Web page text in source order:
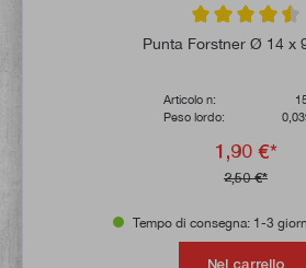
Valutazione
Punta Forstner Ø 14 x
Articolo n:
Peso lordo:
1,90 €*
2,50 €*
Tempo di consegna: 1-3
Nel carrello